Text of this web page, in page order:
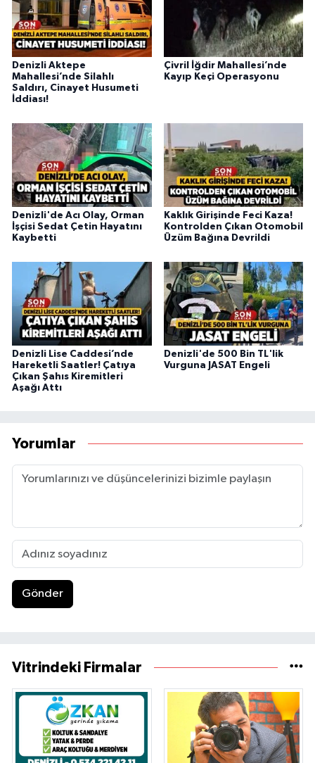
Denizli Aktepe
Mahallesi’nde Silahlı
Saldırı, Cinayet Husumeti
İddiası!
Çivril İğdir Mahallesi’nde
Kayıp Keçi Operasyonu
Denizli'de Acı Olay, Orman
İşçisi Sedat Çetin Hayatını
Kaybetti
Kaklık Girişinde Feci Kaza!
Kontrolden Çıkan Otomobil
Üzüm Bağına Devrildi
Denizli Lise Caddesi’nde
Hareketli Saatler! Çatıya
Çıkan Şahıs Kiremitleri
Aşağı Attı
Denizli'de 500 Bin TL'lik
Vurguna JASAT Engeli
Yorumlar
Gönder
Vitrindeki Firmalar